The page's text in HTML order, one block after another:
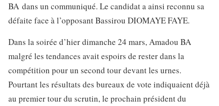
BA dans un communiqué. Le candidat a ainsi reconnu sa
défaite face à l’opposant Bassirou DIOMAYE FAYE.
Dans la soirée d’hier dimanche 24 mars, Amadou BA
malgré les tendances avait espoirs de rester dans la
compétition pour un second tour devant les urnes.
Pourtant les résultats des bureaux de vote indiquaient déjà
au premier tour du scrutin, le prochain président du